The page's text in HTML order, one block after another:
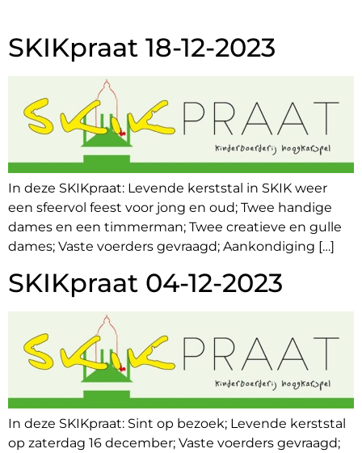
SKIKpraat 18-12-2023
In deze SKIKpraat: Levende kerststal in SKIK weer
een sfeervol feest voor jong en oud; Twee handige
dames en een timmerman; Twee creatieve en gulle
dames; Vaste voerders gevraagd; Aankondiging […]
SKIKpraat 04-12-2023
In deze SKIKpraat: Sint op bezoek; Levende kerststal
op zaterdag 16 december; Vaste voerders gevraagd;